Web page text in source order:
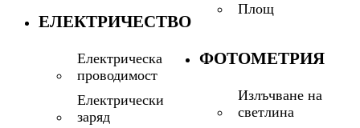
ЕЛЕКТРИЧЕСТВО
Електрическа
проводимост
Електрически
заряд
Площ
ФОТОМЕТРИЯ
Излъчване на
светлина